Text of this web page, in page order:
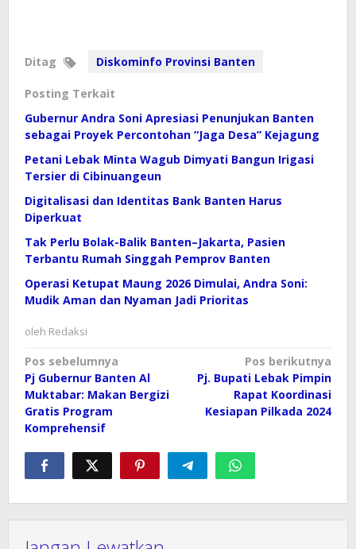
Ditag Diskominfo Provinsi Banten
Posting Terkait
Gubernur Andra Soni Apresiasi Penunjukan Banten
sebagai Proyek Percontohan “Jaga Desa” Kejagung
Petani Lebak Minta Wagub Dimyati Bangun Irigasi
Tersier di Cibinuangeun
Digitalisasi dan Identitas Bank Banten Harus
Diperkuat
Tak Perlu Bolak-Balik Banten–Jakarta, Pasien
Terbantu Rumah Singgah Pemprov Banten
Operasi Ketupat Maung 2026 Dimulai, Andra Soni:
Mudik Aman dan Nyaman Jadi Prioritas
oleh Redaksi
Navigasi
pos
Pos sebelumnya
Pj Gubernur Banten Al
Muktabar: Makan Bergizi
Gratis Program
Komprehensif
Pos berikutnya
Pj. Bupati Lebak Pimpin
Rapat Koordinasi
Kesiapan Pilkada 2024